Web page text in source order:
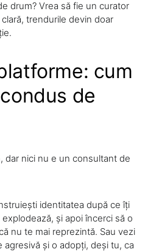
drum? Vrea să fie un curator
trendurile devin doar
cum
de
dar nici nu e un consultant de
identitatea după ce îți
și apoi încerci să o
nu te mai reprezintă. Sau vezi
și o adopți, deși tu, ca